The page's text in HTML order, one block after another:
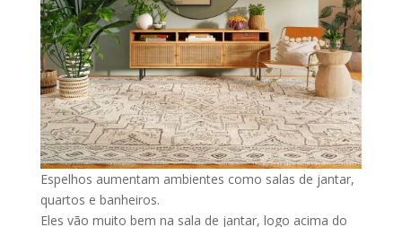
Espelhos aumentam ambientes como salas de jantar,
quartos e banheiros.
Eles vão muito bem na sala de jantar, logo acima do